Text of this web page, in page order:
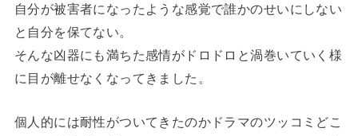
自分が被害者になったような感覚で誰かのせいにしない
と自分を保てない。
そんな凶器にも満ちた感情がドロドロと渦巻いていく様
に目が離せなくなってきました。
個人的には耐性がついてきたのかドラマのツッコミどこ